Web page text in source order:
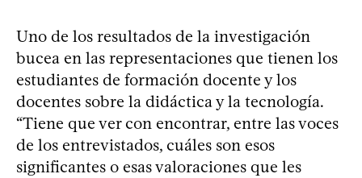
Uno de los resultados de la investigación
bucea en las representaciones que tienen los
estudiantes de formación docente y los
docentes sobre la didáctica y la tecnología.
“Tiene que ver con encontrar, entre las voces
de los entrevistados, cuáles son esos
significantes o esas valoraciones que les